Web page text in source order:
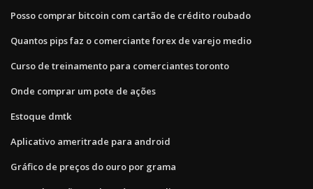
Posso comprar bitcoin com cartão de crédito roubado
Quantos pips faz o comerciante forex de varejo medio
Curso de treinamento para comerciantes toronto
Onde comprar um pote de ações
Estoque dmtk
Aplicativo ameritrade para android
Gráfico de preços do ouro por grama